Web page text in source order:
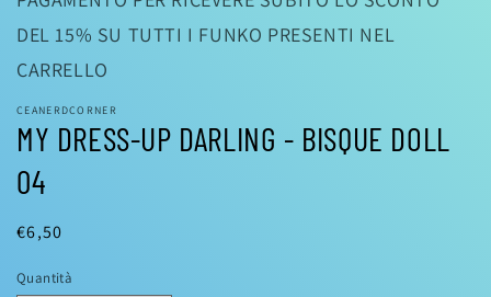
modale
DEL 15% SU TUTTI I FUNKO PRESENTI NEL
CARRELLO
CEANERDCORNER
MY DRESS-UP DARLING - BISQUE DOLL
04
Prezzo
listino
€6,50
Quantità